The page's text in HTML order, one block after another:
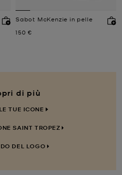
Sabot McKenzie in pelle
Prezzo attuale
150 €
di più
TUE ICONE
SAINT TROPEZ
DEL LOGO